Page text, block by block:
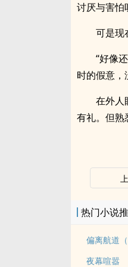
讨厌与害怕
可是现
“好像
时的假意
在外人
有礼。但熟
热门小说
偏离航道
夜幕喧嚣